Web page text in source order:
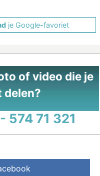
je Google-favoriet
of video die je
delen?
574 71 321